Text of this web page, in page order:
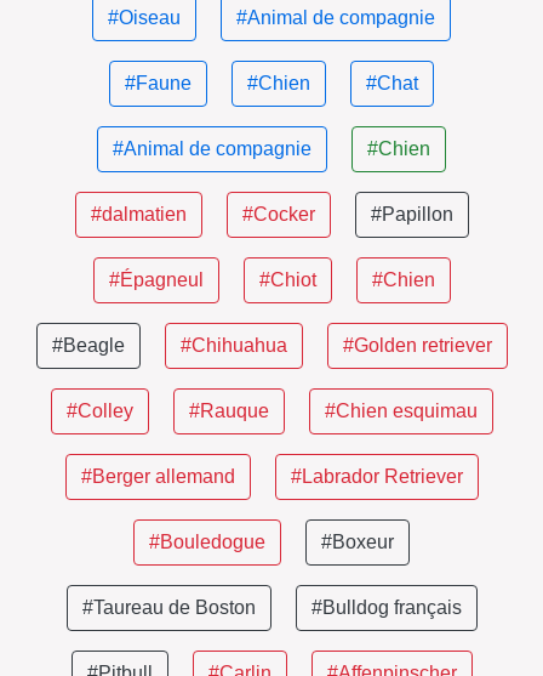
#Oiseau #Animal de compagnie
#Faune #Chien #Chat
#Animal de compagnie #Chien
#dalmatien #Cocker #Papillon
#Épagneul #Chiot #Chien
#Beagle #Chihuahua #Golden retriever
#Colley #Rauque #Chien esquimau
#Berger allemand #Labrador Retriever
#Bouledogue #Boxeur
#Taureau de Boston #Bulldog français